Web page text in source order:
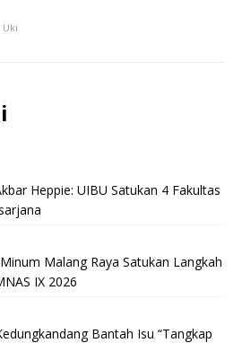
Uki
Heppie: UIBU Satukan 4 Fakultas
Malang Raya Satukan Langkah
IX 2026
Bantah Isu “Tangkap